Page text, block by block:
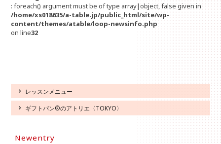
: foreach() argument must be of type array|object, false given in
/home/xs018635/a-table.jp/public_html/site/wp-
content/themes/atable/loop-newsinfo.php
on line32
レッスンメニュー
ギフトパン®のアトリエ〈TOKYO〉
Newentry